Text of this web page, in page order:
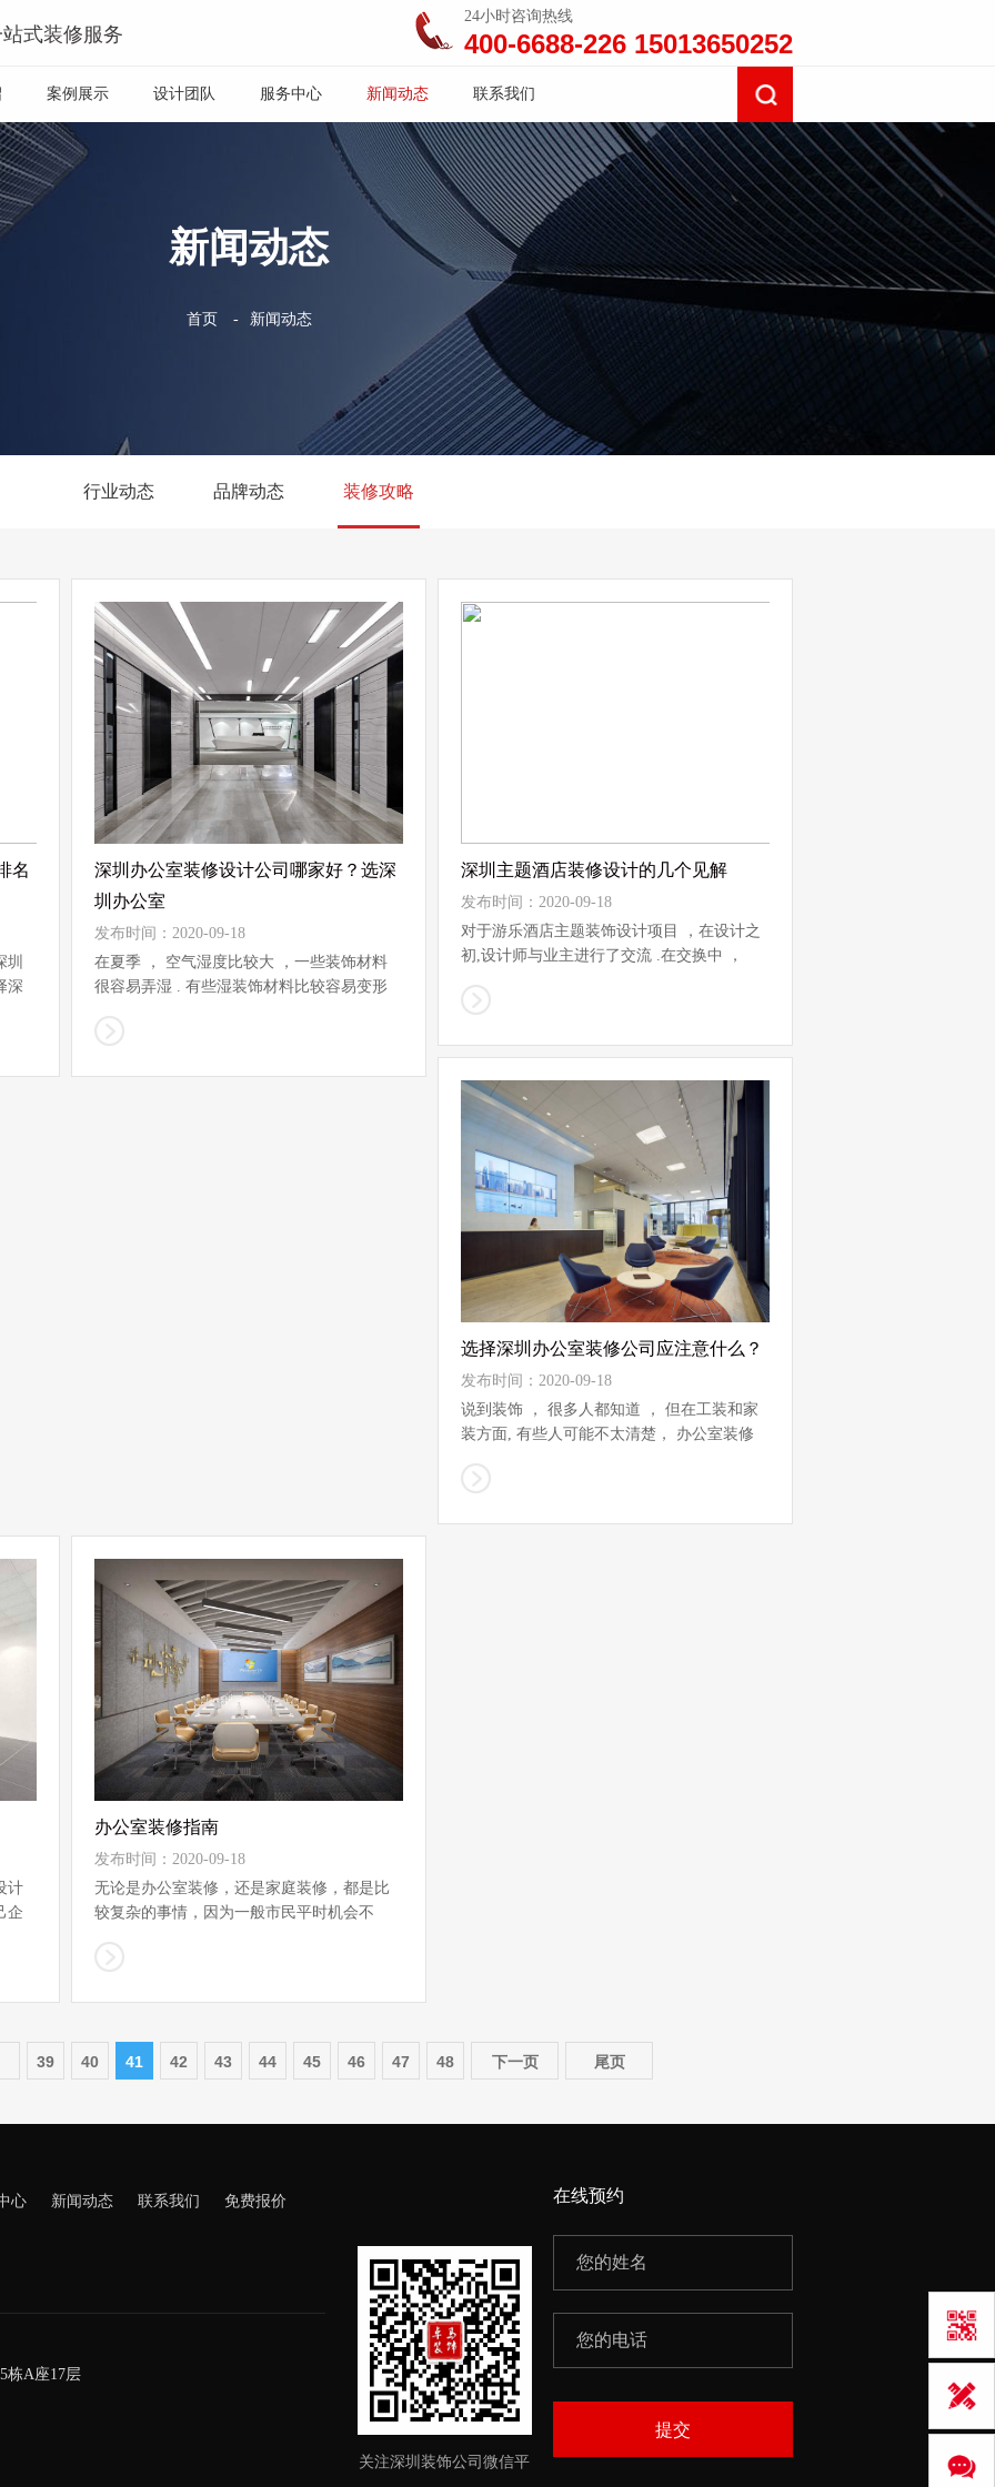
式装修服务
24小时咨询热线
400-6688-226 15013650252
案例展示 设计团队 服务中心 新闻动态 联系我们
新闻动态
首页 - 新闻动态
行业动态 品牌动态 装修攻略
名
圳
深
深圳办公室装修设计公司哪家好？选深
圳办公室
发布时间：2020-09-18
在夏季 ， 空气湿度比较大 ，一些装饰材料
很容易弄湿 . 有些湿装饰材料比较容易变形
深圳主题酒店装修设计的几个见解
发布时间：2020-09-18
对于游乐酒店主题装饰设计项目 ，在设计之
初,设计师与业主进行了交流 .在交换中 ，
选择深圳办公室装修公司应注意什么？
发布时间：2020-09-18
说到装饰 ， 很多人都知道 ， 但在工装和家
装方面, 有些人可能不太清楚， 办公室装修
计
企
办公室装修指南
发布时间：2020-09-18
无论是办公室装修，还是家庭装修，都是比
较复杂的事情，因为一般市民平时机会不
39 40 41 42 43 44 45 46 47 48 下一页 尾页
心 新闻动态 联系我们 免费报价
栋A座17层
关注深圳装饰公司微信平
在线预约
提交